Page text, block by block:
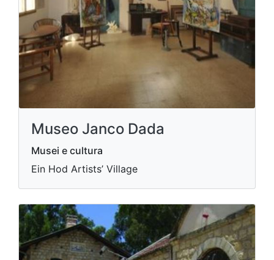
Museo Janco Dada
Musei e cultura
Ein Hod Artists’ Village